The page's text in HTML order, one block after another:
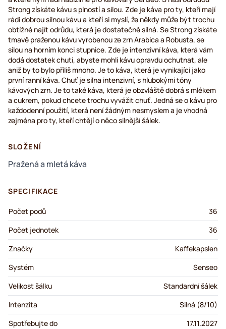
Strong získáte kávu s plností a silou. Zde je káva pro ty, kteří mají
rádi dobrou silnou kávu a kteří si myslí, že někdy může být trochu
obtížné najít odrůdu, která je dostatečně silná. Se Strong získáte
tmavě praženou kávu vyrobenou ze zrn Arabica a Robusta, se
silou na horním konci stupnice. Zde je intenzivní káva, která vám
dodá dostatek chuti, abyste mohli kávu opravdu ochutnat, ale
aniž by to bylo příliš mnoho. Je to káva, která je vynikající jako
první ranní káva. Chuť je silna intenzivní, s hlubokými tóny
kávových zrn. Je to také káva, která je obzvláště dobrá s mlékem
a cukrem, pokud chcete trochu vyvážit chuť. Jedná se o kávu pro
každodenní použití, která není žádným nesmyslem a je vhodná
zejména pro ty, kteří chtějí o něco silnější šálek.
SLOŽENÍ
Pražená a mletá káva
SPECIFIKACE
Počet podů
36
Počet jednotek
36
Značky
Kaffekapslen
Systém
Senseo
Velikost šálku
Standardní šálek
Intenzita
Silná (8/10)
Spotřebujte do
17.11.2027